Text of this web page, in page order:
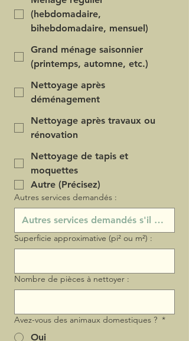
(hebdomadaire,
bihebdomadaire, mensuel)
Grand ménage saisonnier
(printemps, automne, etc.)
Nettoyage après
déménagement
Nettoyage après travaux ou
rénovation
Nettoyage de tapis et
moquettes
Autre (Précisez)
Autres services demandés :
Superficie approximative (pi² ou m²) :
Nombre de pièces à nettoyer :
Avez-vous des animaux domestiques ? *
Oui